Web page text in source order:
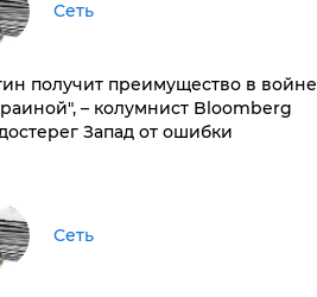
Сеть
получит преимущество в войне
– колумнист Bloomberg
Запад от ошибки
Сеть